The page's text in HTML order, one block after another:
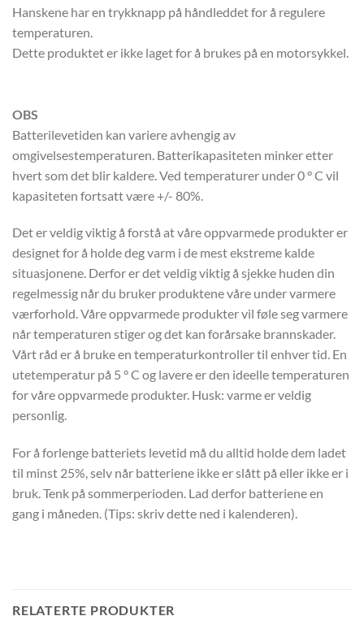
Hanskene har en trykknapp på håndleddet for å regulere
temperaturen.
Dette produktet er ikke laget for å brukes på en motorsykkel.
OBS
Batterilevetiden kan variere avhengig av
omgivelsestemperaturen. Batterikapasiteten minker etter
hvert som det blir kaldere. Ved temperaturer under 0 ° C vil
kapasiteten fortsatt være +/- 80%.
Det er veldig viktig å forstå at våre oppvarmede produkter er
designet for å holde deg varm i de mest ekstreme kalde
situasjonene. Derfor er det veldig viktig å sjekke huden din
regelmessig når du bruker produktene våre under varmere
værforhold. Våre oppvarmede produkter vil føle seg varmere
når temperaturen stiger og det kan forårsake brannskader.
Vårt råd er å bruke en temperaturkontroller til enhver tid. En
utetemperatur på 5 ° C og lavere er den ideelle temperaturen
for våre oppvarmede produkter. Husk: varme er veldig
personlig.
For å forlenge batteriets levetid må du alltid holde dem ladet
til minst 25%, selv når batteriene ikke er slått på eller ikke er i
bruk. Tenk på sommerperioden. Lad derfor batteriene en
gang i måneden. (Tips: skriv dette ned i kalenderen).
RELATERTE PRODUKTER